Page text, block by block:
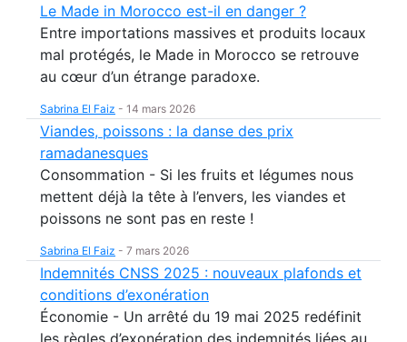
Le Made in Morocco est-il en danger ?
Entre importations massives et produits locaux
mal protégés, le Made in Morocco se retrouve
au cœur d’un étrange paradoxe.
Sabrina El Faiz - 14 mars 2026
Viandes, poissons : la danse des prix
ramadanesques
Consommation - Si les fruits et légumes nous
mettent déjà la tête à l’envers, les viandes et
poissons ne sont pas en reste !
Sabrina El Faiz - 7 mars 2026
Indemnités CNSS 2025 : nouveaux plafonds et
conditions d’exonération
Économie - Un arrêté du 19 mai 2025 redéfinit
les règles d’exonération des indemnités liées au